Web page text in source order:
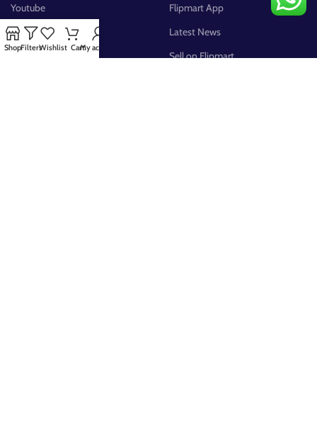
Youtube
Pinterest
FB Group
Flipmart App
Latest News
Sell on Flipmart
ShopFiltersWishlist CartMy account